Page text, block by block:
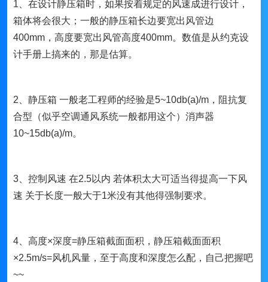
1、在设计静压箱时，如果按着规定的风速成进行设计，
箱体将会很大；一般的静压箱长边要宽出风管边
400mm，高度要宽出风管高度400mm。数值是从约克设
计手册上搞来的，那是估算。
2、静压箱 一般老工程师的经验是5~10db(a)/m，阻抗复
合型（似乎空调通风系统一般都用这个）消声器
10~15db(a)/m。
3、控制风速 在2.5以内 若体积太大可适当得提高一下风
速 关于长度一般大于1米没有其他得强制要求。
4、高度×深度=静压箱截面面积，静压箱截面面积
×2.5m/s=风机风量，至于高度和深度怎么配，自己把握吧
~~